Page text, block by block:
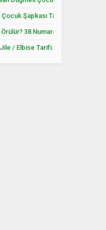
Şapkası Tarifi. 3. 4 Yaş
38 Numara
/ Elbise Tarifi. 2 .3 Yaş